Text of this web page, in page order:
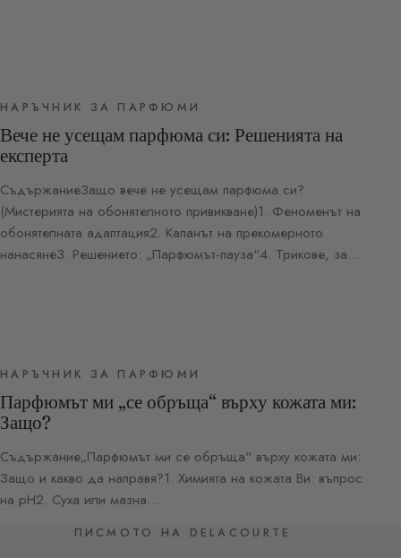
НАРЪЧНИК ЗА ПАРФЮМИ
Вече не усещам парфюма си: Решенията на
експерта
СъдържаниеЗащо вече не усещам парфюма си?
(Мистерията на обонятелното привикване)1. Феноменът на
обонятелната адаптация2. Капанът на прекомерното
нанасяне3. Решението: „Парфюмът-пауза“4. Трикове, за…
НАРЪЧНИК ЗА ПАРФЮМИ
Парфюмът ми „се обръща“ върху кожата ми:
Защо?
Съдържание„Парфюмът ми се обръща“ върху кожата ми:
Защо и какво да направя?1. Химията на кожата Ви: въпрос
на pH2. Суха или мазна…
ПИСМОТО НА DELACOURTE